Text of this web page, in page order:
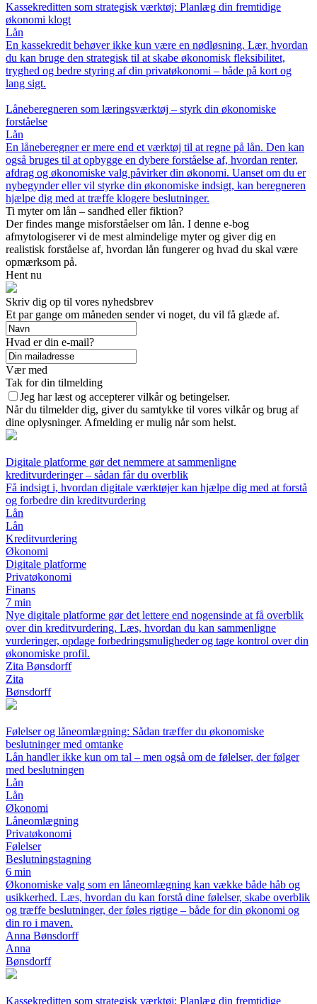
Kassekreditten som strategisk værktøj: Planlæg din fremtidige
økonomi klogt
Lån
En kassekredit behøver ikke kun være en nødløsning. Lær, hvordan
du kan bruge den strategisk til at skabe økonomisk fleksibilitet,
tryghed og bedre styring af din privatøkonomi – både på kort og
lang sigt.
Låneberegneren som læringsværktøj – styrk din økonomiske
forståelse
Lån
En låneberegner er mere end et værktøj til at regne på lån. Den kan
også bruges til at opbygge en dybere forståelse af, hvordan renter,
afdrag og økonomiske valg påvirker din økonomi. Uanset om du er
nybegynder eller vil styrke din økonomiske indsigt, kan beregneren
hjælpe dig med at træffe klogere beslutninger.
Ti myter om lån – sandhed eller fiktion?
Der findes mange misforståelser om lån. I denne e-bog
afmytologiserer vi de mest almindelige myter og giver dig en
realistisk forståelse af, hvordan lån fungerer og hvad du skal være
opmærksom på.
Hent nu
Skriv dig op til vores nyhedsbrev
Et par gange om måneden sender vi noget, du vil få glæde af.
Hvad er din e-mail?
Vær med
Tak for din tilmelding
Jeg har læst og accepterer vilkår og betingelser.
Når du tilmelder dig, giver du samtykke til vores vilkår og brug af
dine oplysninger. Afmelding er mulig når som helst.
Digitale platforme gør det nemmere at sammenligne
kreditvurderinger – sådan får du overblik
Få indsigt i, hvordan digitale værktøjer kan hjælpe dig med at forstå
og forbedre din kreditvurdering
Lån
Lån
Kreditvurdering
Økonomi
Digitale platforme
Privatøkonomi
Finans
7 min
Nye digitale platforme gør det lettere end nogensinde at få overblik
over din kreditvurdering. Læs, hvordan du kan sammenligne
vurderinger, opdage forbedringsmuligheder og tage kontrol over din
økonomiske profil.
Zita Bønsdorff
Zita
Bønsdorff
Følelser og låneomlægning: Sådan træffer du økonomiske
beslutninger med omtanke
Lån handler ikke kun om tal – men også om de følelser, der følger
med beslutningen
Lån
Lån
Økonomi
Låneomlægning
Privatøkonomi
Følelser
Beslutningstagning
6 min
Økonomiske valg som en låneomlægning kan vække både håb og
usikkerhed. Læs, hvordan du kan forstå dine følelser, skabe overblik
og træffe beslutninger, der føles rigtige – både for din økonomi og
din ro i maven.
Anna Bønsdorff
Anna
Bønsdorff
Kassekreditten som strategisk værktøj: Planlæg din fremtidige